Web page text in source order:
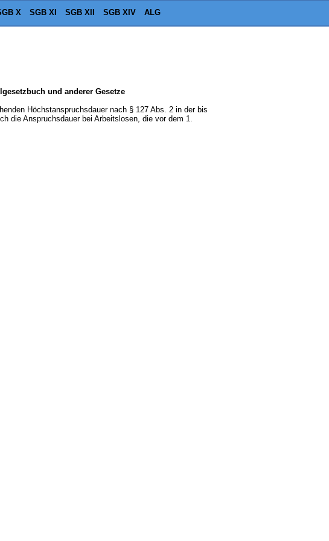
X SGB XI SGB XII SGB XIV ALG
und anderer Gesetze
Höchstanspruchsdauer nach § 127 Abs. 2 in der bis
die Anspruchsdauer bei Arbeitslosen, die vor dem 1.